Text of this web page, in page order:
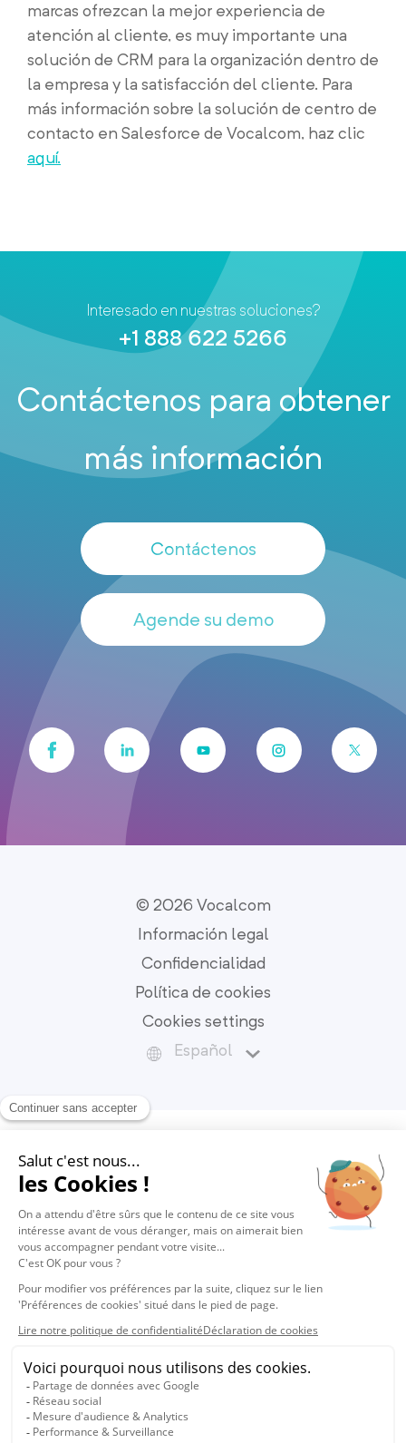
marcas ofrezcan la mejor experiencia de
atención al cliente, es muy importante una
solución de CRM para la organización dentro de
la empresa y la satisfacción del cliente. Para
más información sobre la solución de centro de
contacto en Salesforce de Vocalcom, haz clic
aquí.
Interesado en nuestras soluciones?
+1 888 622 5266
Contáctenos para obtener
más información
Contáctenos
Agende su demo
© 2026 Vocalcom
Información legal
Confidencialidad
Política de cookies
Cookies settings
Español